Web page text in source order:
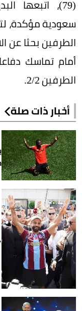
(79)، اتبعها
سعودية مؤكدة،
الطرفين بحثا عن
أمام تماسك
الطرفين 2/2.
أخبار ذات صلة